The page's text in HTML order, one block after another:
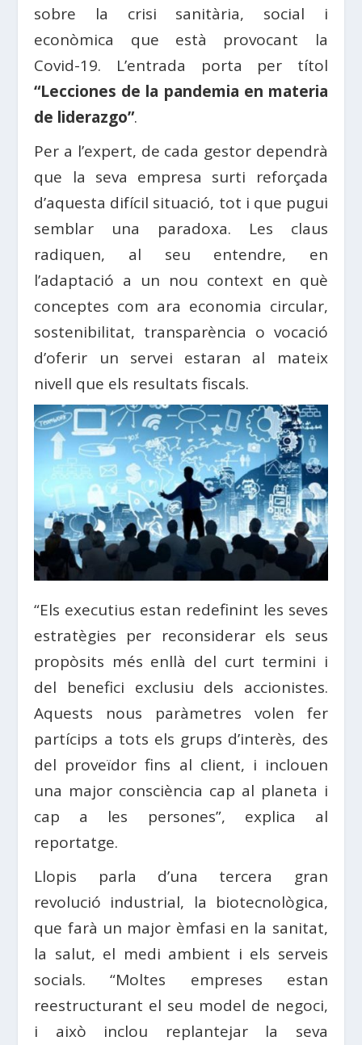
sobre la crisi sanitària, social i
econòmica que està provocant la
Covid-19. L’entrada porta per títol
“Lecciones de la pandemia en materia
de liderazgo”.
Per a l’expert, de cada gestor dependrà
que la seva empresa surti reforçada
d’aquesta difícil situació, tot i que pugui
semblar una paradoxa. Les claus
radiquen, al seu entendre, en
l’adaptació a un nou context en què
conceptes com ara economia circular,
sostenibilitat, transparència o vocació
d’oferir un servei estaran al mateix
nivell que els resultats fiscals.
“Els executius estan redefinint les seves
estratègies per reconsiderar els seus
propòsits més enllà del curt termini i
del benefici exclusiu dels accionistes.
Aquests nous paràmetres volen fer
partícips a tots els grups d’interès, des
del proveïdor fins al client, i inclouen
una major consciència cap al planeta i
cap a les persones”, explica al
reportatge.
Llopis parla d’una tercera gran
revolució industrial, la biotecnològica,
que farà un major èmfasi en la sanitat,
la salut, el medi ambient i els serveis
socials. “Moltes empreses estan
reestructurant el seu model de negoci,
i això inclou replantejar la seva